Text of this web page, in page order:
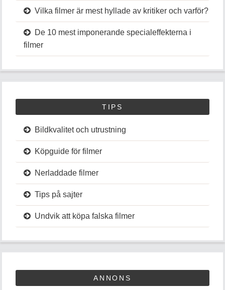
Vilka filmer är mest hyllade av kritiker och varför?
De 10 mest imponerande specialeffekterna i
filmer
TIPS
Bildkvalitet och utrustning
Köpguide för filmer
Nerladdade filmer
Tips på sajter
Undvik att köpa falska filmer
ANNONS